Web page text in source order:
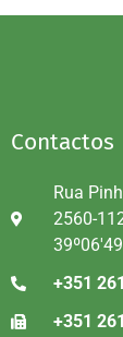
Contactos
Rua
2560-
+351
+351